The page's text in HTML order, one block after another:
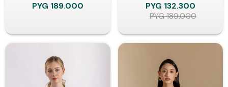
PYG 189.000 PYG 132.300
PYG189.000